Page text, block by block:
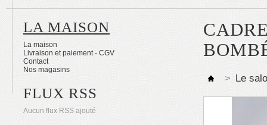
LA MAISON
La maison
Livraison et paiement - CGV
Contact
Nos magasins
FLUX RSS
Aucun flux RSS ajouté
> Le